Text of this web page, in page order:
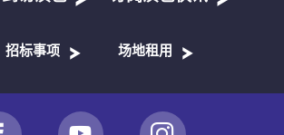
招标事项 场地租用